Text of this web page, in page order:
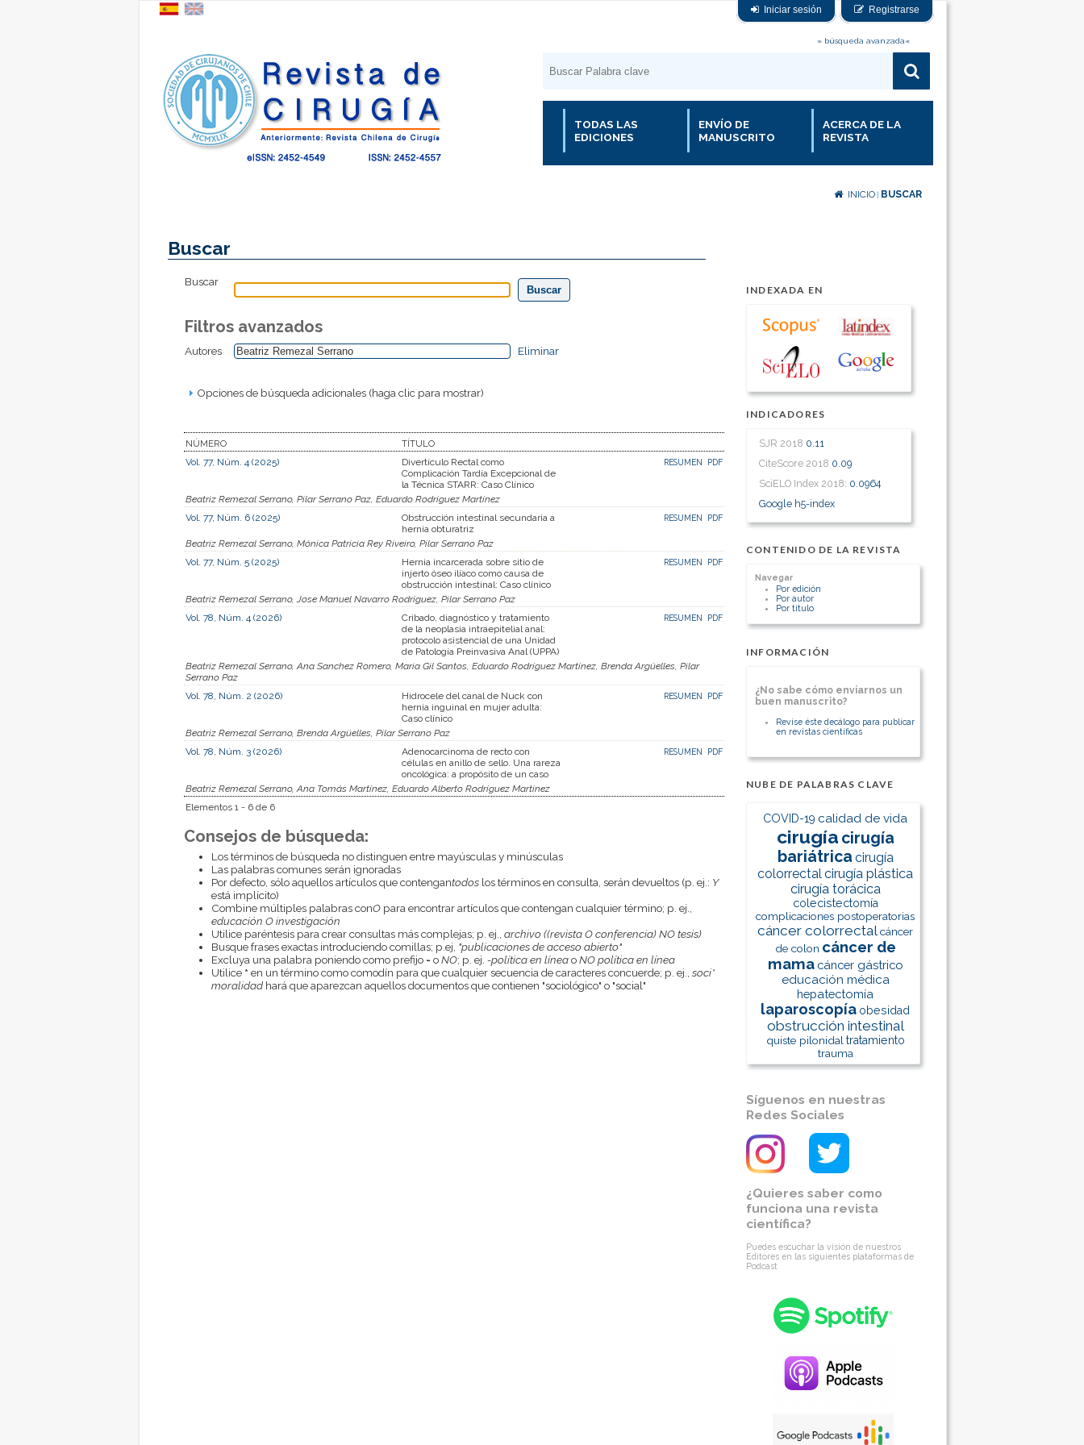
Iniciar sesión Registrarse
» búsqueda avanzada«
TODAS LAS
EDICIONES
ENVÍO DE
MANUSCRITO
ACERCA DE LA
REVISTA
INICIO BUSCAR
INDEXADA EN
INDICADORES
SJR 2018 0.11
CiteScore 2018 0.09
SciELO Index 2018: 0.0964
Google h5-index
CONTENIDO DE LA REVISTA
Navegar
Por edición
Por autor
Por título
INFORMACIÓN
¿No sabe cómo enviarnos un
buen manuscrito?
Revise éste decálogo para publicar
en revistas científicas
NUBE DE PALABRAS CLAVE
COVID-19 calidad de vida
cirugía cirugía
bariátrica cirugía
colorrectalcirugía plástica
cirugía torácica
colecistectomía
complicaciones postoperatorias
cáncer colorrectalcáncer
de colon cáncer de
mama cáncer gástrico
educación médica
hepatectomía
laparoscopía obesidad
obstrucción intestinal
quiste pilonidal tratamiento
trauma
Síguenos en nuestras
Redes Sociales
¿Quieres saber como
funciona una revista
científica?
Puedes escuchar la visión de nuestros
Editores en las siguientes plataformas de
Podcast
Buscar
Buscar
Filtros avanzados
Autores Eliminar
Opciones de búsqueda adicionales (haga clic para mostrar)
NÚMERO
TÍTULO
Vol. 77, Núm. 4 (2025)
Divertículo Rectal como
Complicación Tardía Excepcional de
la Técnica STARR: Caso Clínico
RESUMEN PDF
Beatriz Remezal Serrano, Pilar Serrano Paz, Eduardo Rodríguez Martínez
Vol. 77, Núm. 6 (2025)
Obstrucción intestinal secundaria a
hernia obturatriz
RESUMEN PDF
Beatriz Remezal Serrano, Mónica Patricia Rey Riveiro, Pilar Serrano Paz
Vol. 77, Núm. 5 (2025)
Hernia incarcerada sobre sitio de
injerto óseo ilíaco como causa de
obstrucción intestinal: Caso clínico
RESUMEN PDF
Beatriz Remezal Serrano, Jose Manuel Navarro Rodríguez, Pilar Serrano Paz
Vol. 78, Núm. 4 (2026)
Cribado, diagnóstico y tratamiento
de la neoplasia intraepitelial anal:
protocolo asistencial de una Unidad
de Patología Preinvasiva Anal (UPPA)
RESUMEN PDF
Beatriz Remezal Serrano, Ana Sanchez Romero, Maria Gil Santos, Eduardo Rodríguez Martínez, Brenda Argüelles, Pilar
Serrano Paz
Vol. 78, Núm. 2 (2026)
Hidrocele del canal de Nuck con
hernia inguinal en mujer adulta:
Caso clínico
RESUMEN PDF
Beatriz Remezal Serrano, Brenda Argüelles, Pilar Serrano Paz
Vol. 78, Núm. 3 (2026)
Adenocarcinoma de recto con
células en anillo de sello. Una rareza
oncológica: a propósito de un caso
RESUMEN PDF
Beatriz Remezal Serrano, Ana Tomás Martínez, Eduardo Alberto Rodríguez Martínez
Elementos 1 - 6 de 6
Consejos de búsqueda:
Los términos de búsqueda no distinguen entre mayúsculas y minúsculas
Las palabras comunes serán ignoradas
Por defecto, sólo aquellos artículos que contengantodoslos términos en consulta, serán devueltos (p. ej.: Y
está implícito)
Combine múltiples palabras conOpara encontrar artículos que contengan cualquier término; p. ej.,
educación O investigación
Utilice paréntesis para crear consultas más complejas; p. ej., archivo ((revista O conferencia) NO tesis)
Busque frases exactas introduciendo comillas; p.ej, "publicaciones de acceso abierto"
Excluya una palabra poniendo como prefijo - oNO; p. ej. -política en líneaoNO política en línea
Utilice * en un término como comodín para que cualquier secuencia de caracteres concuerde; p. ej., soci*
moralidadhará que aparezcan aquellos documentos que contienen "sociológico" o "social"